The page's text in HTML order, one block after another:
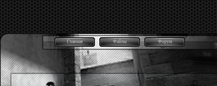
Главная Файлы Форум